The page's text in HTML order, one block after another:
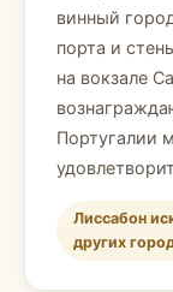
винный
порта и
на вокзале
Португалии
Лиссабон
других